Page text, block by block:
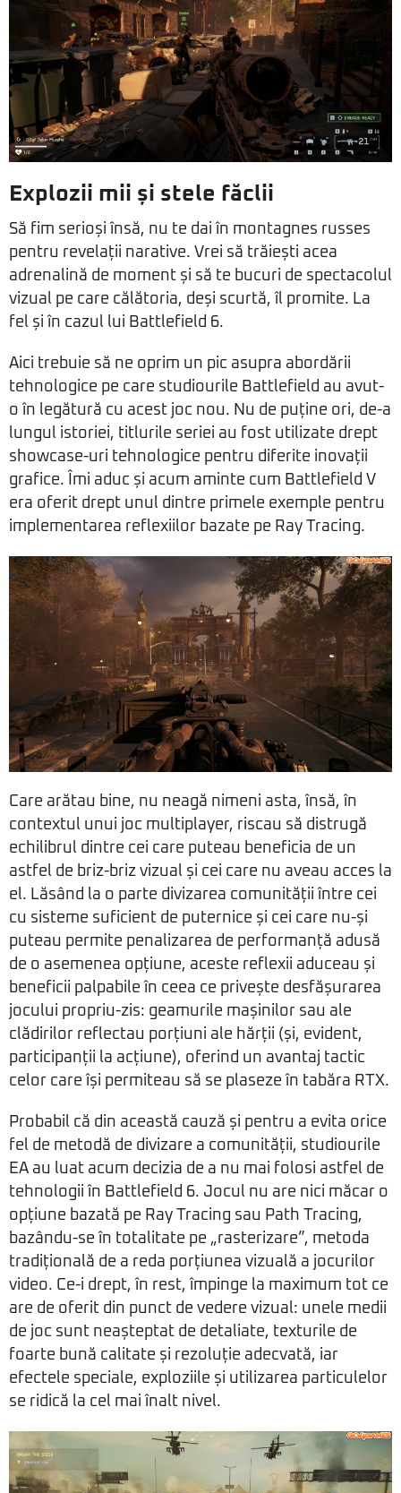
Explozii mii și stele făclii
Să fim serioși însă, nu te dai în montagnes russes
pentru revelații narative. Vrei să trăiești acea
adrenalină de moment și să te bucuri de spectacolul
vizual pe care călătoria, deși scurtă, îl promite. La
fel și în cazul lui Battlefield 6.
Aici trebuie să ne oprim un pic asupra abordării
tehnologice pe care studiourile Battlefield au avut-
o în legătură cu acest joc nou. Nu de puține ori, de-a
lungul istoriei, titlurile seriei au fost utilizate drept
showcase-uri tehnologice pentru diferite inovații
grafice. Îmi aduc și acum aminte cum Battlefield V
era oferit drept unul dintre primele exemple pentru
implementarea reflexiilor bazate pe Ray Tracing.
Care arătau bine, nu neagă nimeni asta, însă, în
contextul unui joc multiplayer, riscau să distrugă
echilibrul dintre cei care puteau beneficia de un
astfel de briz-briz vizual și cei care nu aveau acces la
el. Lăsând la o parte divizarea comunității între cei
cu sisteme suficient de puternice și cei care nu-și
puteau permite penalizarea de performanță adusă
de o asemenea opțiune, aceste reflexii aduceau și
beneficii palpabile în ceea ce privește desfășurarea
jocului propriu-zis: geamurile mașinilor sau ale
clădirilor reflectau porțiuni ale hărții (și, evident,
participanții la acțiune), oferind un avantaj tactic
celor care își permiteau să se plaseze în tabăra RTX.
Probabil că din această cauză și pentru a evita orice
fel de metodă de divizare a comunității, studiourile
EA au luat acum decizia de a nu mai folosi astfel de
tehnologii în Battlefield 6. Jocul nu are nici măcar o
opțiune bazată pe Ray Tracing sau Path Tracing,
bazându-se în totalitate pe „rasterizare”, metoda
tradițională de a reda porțiunea vizuală a jocurilor
video. Ce-i drept, în rest, împinge la maximum tot ce
are de oferit din punct de vedere vizual: unele medii
de joc sunt neașteptat de detaliate, texturile de
foarte bună calitate și rezoluție adecvată, iar
efectele speciale, exploziile și utilizarea particulelor
se ridică la cel mai înalt nivel.